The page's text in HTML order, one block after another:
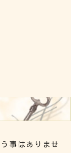
事はありませ